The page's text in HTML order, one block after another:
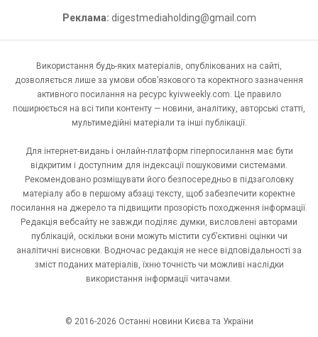
Реклама: digestmediaholding@gmail.com
Використання будь-яких матеріалів, опублікованих на сайті,
дозволяється лише за умови обов’язкового та коректного зазначення
активного посилання на ресурс kyivweekly.com. Це правило
поширюється на всі типи контенту — новини, аналітику, авторські статті,
мультимедійні матеріали та інші публікації.
Для інтернет-видань і онлайн-платформ гіперпосилання має бути
відкритим і доступним для індексації пошуковими системами.
Рекомендовано розміщувати його безпосередньо в підзаголовку
матеріалу або в першому абзаці тексту, щоб забезпечити коректне
посилання на джерело та підвищити прозорість походження інформації.
Редакція вебсайту не завжди поділяє думки, висловлені авторами
публікацій, оскільки вони можуть містити суб’єктивні оцінки чи
аналітичні висновки. Водночас редакція не несе відповідальності за
зміст поданих матеріалів, їхню точність чи можливі наслідки
використання інформації читачами.
© 2016-2026 Останні новини Києва та України